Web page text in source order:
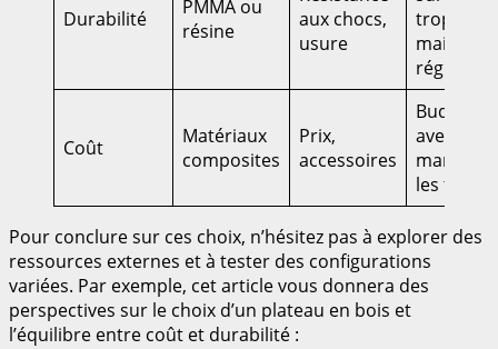
Durabilité
PMMA ou
résine
aux chocs,
usure
trop
régulière
Coût
Matériaux
composites
Prix,
accessoires
avec des
marges
les tests
Pour conclure sur ces choix, n’hésitez pas à explorer des
ressources externes et à tester des configurations
variées. Par exemple, cet article vous donnera des
perspectives sur le choix d’un plateau en bois et
l’équilibre entre coût et durabilité :